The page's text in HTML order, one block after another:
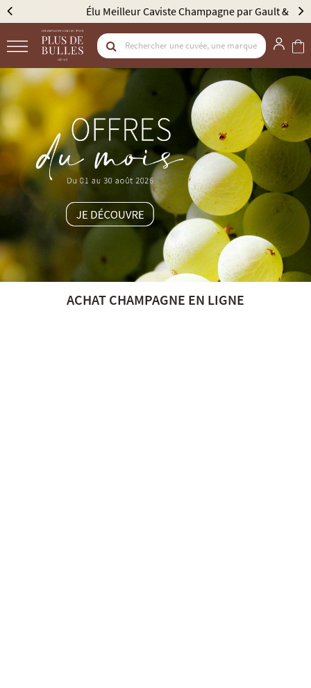
Élu Meilleur Caviste Champagne par Gault & Millau
ACHAT CHAMPAGNE EN LIGNE